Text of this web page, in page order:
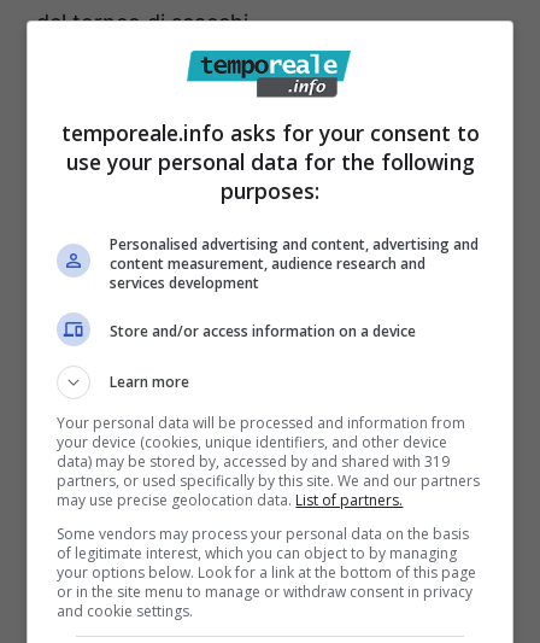
del torneo di scacchi.
inaugurare la dinamica manifestazione
sarà la Mostra fotografica dello Sport, curata
dal giornalista, pubblicista Sandro Paglia,
corrispondente de “Il Messaggero” e già della
“Gazzetta dello Sport”, Venerdì 20 settembre,
alle ore 17,00, presso i Portici Comunali Paolo
Di Pietro. In mostra per tre giorni, lo sport di
Priverno negli anni, raccontato sotto forma di
testimonianze, documenti storici, fotografie,
aneddoti e ricordi.
“Per Priverno –dichiara l’Assessora allo
Sport, Luigina Vellucci– la Giornata dello
“Sport”, nel mese della ripartenza, è
fondamentale, intanto perché continua a
temporeale.info asks for your consent to
use your personal data for the following
purposes:
Personalised advertising and content, advertising and
content measurement, audience research and
services development
Store and/or access information on a device
Learn more
Your personal data will be processed and information from
your device (cookies, unique identifiers, and other device
data) may be stored by, accessed by and shared with 319
partners, or used specifically by this site. We and our partners
may use precise geolocation data. List of partners.
Some vendors may process your personal data on the basis
of legitimate interest, which you can object to by managing
your options below. Look for a link at the bottom of this page
or in the site menu to manage or withdraw consent in privacy
and cookie settings.